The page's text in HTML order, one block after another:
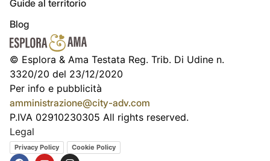
Guide al territorio
Blog
© Esplora & Ama Testata Reg. Trib. Di Udine n.
3320/20 del 23/12/2020
Per info e pubblicità
amministrazione@city-adv.com
P.IVA 02910230305 All rights reserved.
Legal
Privacy Policy Cookie Policy